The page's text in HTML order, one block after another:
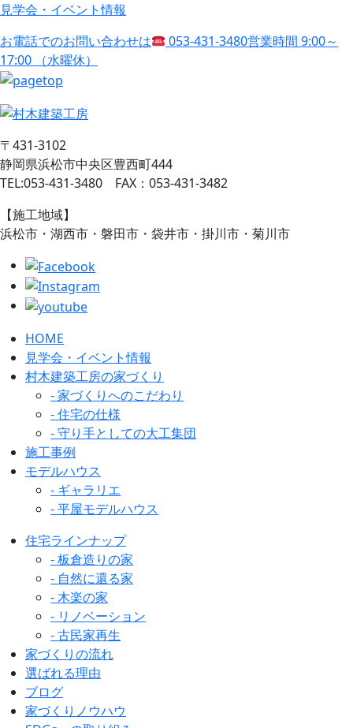
見学会・イベント情報
お電話でのお問い合わせは
053-431-3480営業時間 9:00～
17:00 （水曜休）
〒431-3102
静岡県浜松市中央区豊西町444
TEL:053-431-3480 FAX：053-431-3482
【施工地域】
浜松市・湖西市・磐田市・袋井市・掛川市・菊川市
HOME
見学会・イベント情報
村木建築工房の家づくり
- 家づくりへのこだわり
- 住宅の仕様
- 守り手としての大工集団
施工事例
モデルハウス
- ギャラリエ
- 平屋モデルハウス
住宅ラインナップ
- 板倉造りの家
- 自然に還る家
- 木楽の家
- リノベーション
- 古民家再生
家づくりの流れ
選ばれる理由
ブログ
家づくりノウハウ